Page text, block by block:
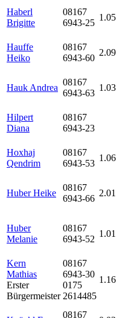
Haberl
Brigitte
08167
6943-25
1.05
Hauffe
Heiko
08167
6943-60
2.09
Hauk Andrea
08167
6943-63
1.03
Hilpert
Diana
08167
6943-23
Hoxhaj
Qendrim
08167
6943-53
1.06
Huber Heike
08167
6943-66
2.01
Huber
Melanie
08167
6943-52
1.01
Kern
Mathias
Erster
Bürgermeister
08167
6943-30
0175
2614485
1.16
08167